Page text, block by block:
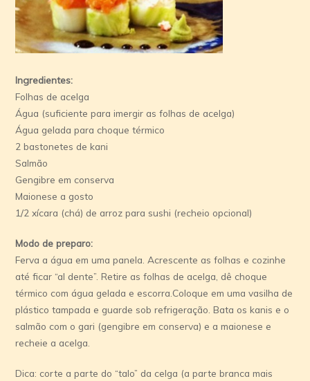
Ingredientes:
Folhas de acelga
Água (suficiente para imergir as folhas de acelga)
Água gelada para choque térmico
2 bastonetes de kani
Salmão
Gengibre em conserva
Maionese a gosto
1/2 xícara (chá) de arroz para sushi (recheio opcional)
Modo de preparo:
Ferva a água em uma panela. Acrescente as folhas e cozinhe
até ficar “al dente”. Retire as folhas de acelga, dê choque
térmico com água gelada e escorra.Coloque em uma vasilha de
plástico tampada e guarde sob refrigeração. Bata os kanis e o
salmão com o gari (gengibre em conserva) e a maionese e
recheie a acelga.
Dica: corte a parte do “talo” da celga (a parte branca mais